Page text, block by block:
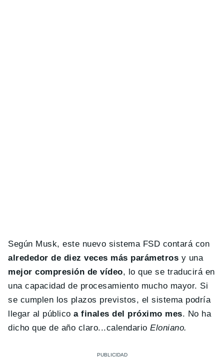
Según Musk, este nuevo sistema FSD contará con
alrededor de diez veces más parámetros y una
mejor compresión de vídeo, lo que se traducirá en
una capacidad de procesamiento mucho mayor. Si
se cumplen los plazos previstos, el sistema podría
llegar al públicoa finales del próximo mes. No ha
dicho que de año claro...calendarioEloniano.